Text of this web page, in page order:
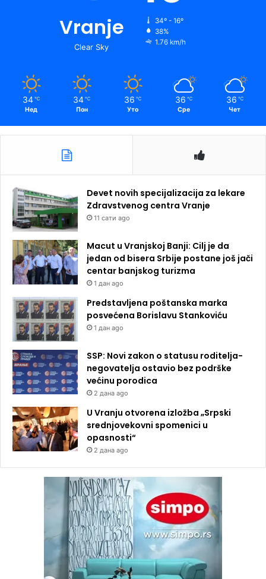
Vranje
Clear Sky
34º - 16º
38%
1.76 km/h
34 ℃
Нед
34 ℃
Пон
36 ℃
Уто
36 ℃
Сре
36 ℃
Чет
Devet novih specijalizacija za lekare
Zdravstvenog centra Vranje
11 сати ago
Macut u Vranjskoj Banji: Cilj je da
jedan od bisera Srbije postane još jači
centar banjskog turizma
1 дан ago
Predstavljena poštanska marka
posvećena Borislavu Stankoviću
1 дан ago
SSP: Novi zakon o statusu roditelja-
negovatelja ostavio bez podrške
većinu porodica
2 дана ago
U Vranju otvorena izložba „Srpski
srednjovekovni spomenici u
opasnosti“
2 дана ago